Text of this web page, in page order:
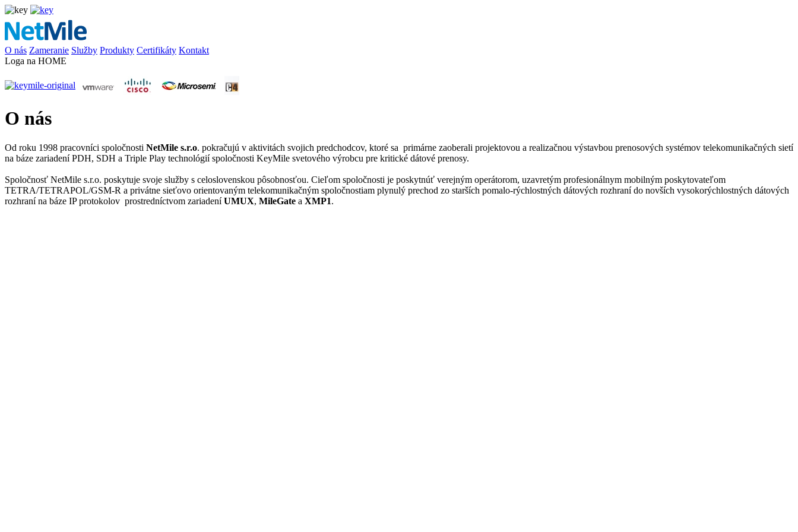
O nás Zameranie Služby Produkty Certifikáty Kontakt
Loga na HOME
O nás
Od roku 1998 pracovníci spoločnosti NetMile s.r.o. pokračujú v aktivitách svojich predchodcov, ktoré sa primárne zaoberali projektovou a realizačnou výstavbou prenosových systémov telekomunikačných sietí
na báze zariadení PDH, SDH a Triple Play technológií spoločnosti KeyMile svetového výrobcu pre kritické dátové prenosy.
Spoločnosť NetMile s.r.o. poskytuje svoje služby s celoslovenskou pôsobnosťou. Cieľom spoločnosti je poskytnúť verejným operátorom, uzavretým profesionálnym mobilným poskytovateľom
TETRA/TETRAPOL/GSM-R a privátne sieťovo orientovaným telekomunikačným spoločnostiam plynulý prechod zo starších pomalo-rýchlostných dátových rozhraní do novších vysokorýchlostných dátových
rozhraní na báze IP protokolov prostredníctvom zariadeníUMUX, MileGate a XMP1.